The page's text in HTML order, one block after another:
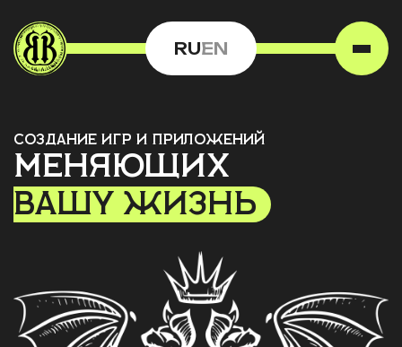
RUEN
Создание игр и приложений
меняющих
вашу жизнь